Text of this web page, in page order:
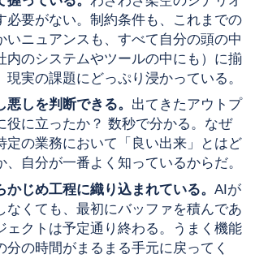
必要がない。制約条件も、これまでの
いニュアンスも、すべて自分の頭の中
内のシステムやツールの中にも）に揃
現実の課題にどっぷり浸かっている。
悪しを判断できる。 出てきたアウトプ
役に立ったか？ 数秒で分かる。なぜ
定の業務において「良い出来」とはど
、自分が一番よく知っているからだ。
かじめ工程に織り込まれている。AIが
なくても、最初にバッファを積んであ
ェクトは予定通り終わる。うまく機能
分の時間がまるまる手元に戻ってく